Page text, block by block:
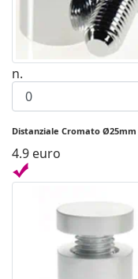
n.
Distanziale Cromato Ø25mm
4.9 euro